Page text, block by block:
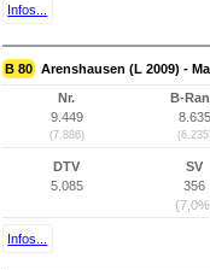
Infos...
B 80 Arenshausen (L 2009) -
Nr.
9.449
(7.886)
B-
8.635
DTV
5.085
SV
356
Infos...